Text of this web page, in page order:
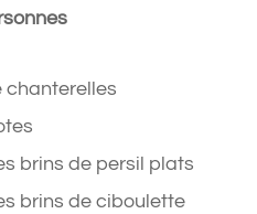
chanterelles
brins de persil plats
brins de ciboulette